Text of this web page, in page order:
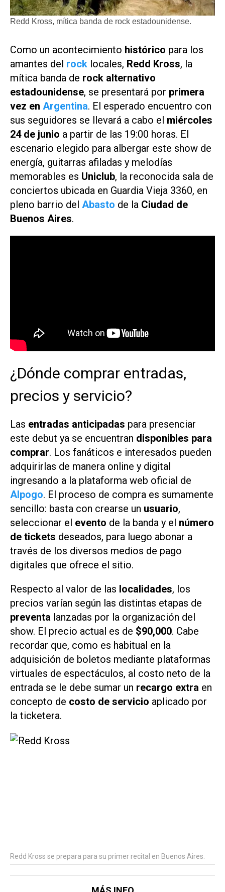
Redd Kross, mítica banda de rock estadounidense.
Como un acontecimiento histórico para los
amantes del rock locales, Redd Kross, la
mítica banda de rock alternativo
estadounidense, se presentará por primera
vez en Argentina. El esperado encuentro con
sus seguidores se llevará a cabo el miércoles
24 de junio a partir de las 19:00 horas. El
escenario elegido para albergar este show de
energía, guitarras afiladas y melodías
memorables es Uniclub, la reconocida sala de
conciertos ubicada en Guardia Vieja 3360, en
pleno barrio del Abasto de la Ciudad de
Buenos Aires.
¿Dónde comprar entradas,
precios y servicio?
Las entradas anticipadas para presenciar
este debut ya se encuentran disponibles para
comprar. Los fanáticos e interesados pueden
adquirirlas de manera online y digital
ingresando a la plataforma web oficial de
Alpogo. El proceso de compra es sumamente
sencillo: basta con crearse un usuario,
seleccionar el evento de la banda y el número
de tickets deseados, para luego abonar a
través de los diversos medios de pago
digitales que ofrece el sitio.
Respecto al valor de las localidades, los
precios varían según las distintas etapas de
preventa lanzadas por la organización del
show. El precio actual es de $90,000. Cabe
recordar que, como es habitual en la
adquisición de boletos mediante plataformas
virtuales de espectáculos, al costo neto de la
entrada se le debe sumar un recargo extra en
concepto de costo de servicio aplicado por
la ticketera.
Redd Kross se prepara para su primer recital en Buenos Aires.